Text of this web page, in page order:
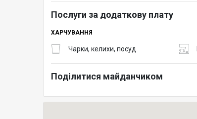
Послуги за додаткову плату
ХАРЧУВАННЯ
Чарки, келихи, посуд
Поділитися майданчиком